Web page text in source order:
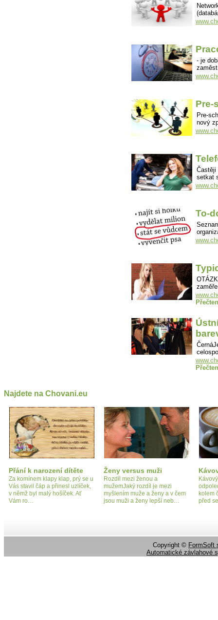
- je
Pre-
Pre-
nový
Častěji
setkat
To-
Najdete na Chovani.eu
Přání k narození dítěte
Za komínem klapy klap, prý se u
Vás stavil čáp a přinesl uzlíček,
v němž byl malý hošíček. Ať
Vám ro…
Ženy versus muži
Rozdíl mezi ženou a
mužemJaký rozdíl je mezi
myšlením muže a ženy a v čem
jsou muži a ženy lepší neb…
kolem
před
Copyright © FormSoft
Automatické závlahové